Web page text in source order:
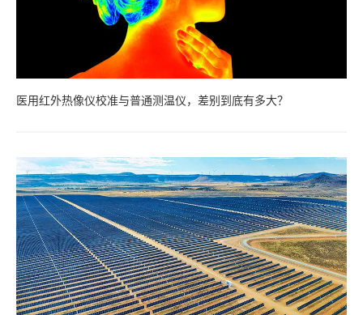
医用红外热像仪校准与普通测温仪，差别到底有多大？